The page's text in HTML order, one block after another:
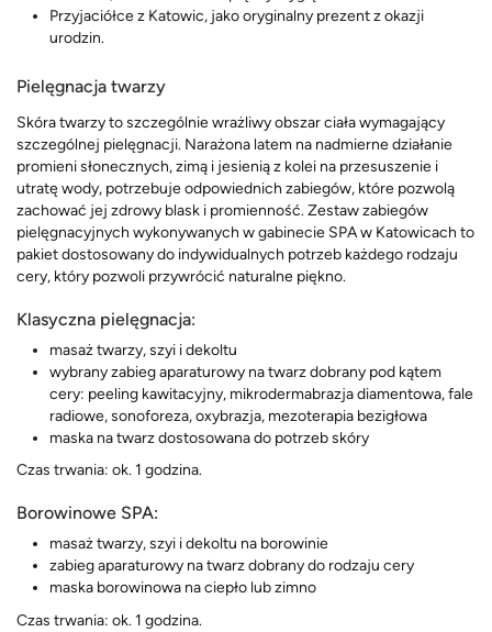
Przyjaciółce z Katowic, jako oryginalny prezent z okazji
urodzin.
Pielęgnacja twarzy
Skóra twarzy to szczególnie wrażliwy obszar ciała wymagający
szczególnej pielęgnacji. Narażona latem na nadmierne działanie
promieni słonecznych, zimą i jesienią z kolei na przesuszenie i
utratę wody, potrzebuje odpowiednich zabiegów, które pozwolą
zachować jej zdrowy blask i promienność. Zestaw zabiegów
pielęgnacyjnych wykonywanych w gabinecie SPA w Katowicach to
pakiet dostosowany do indywidualnych potrzeb każdego rodzaju
cery, który pozwoli przywrócić naturalne piękno.
Klasyczna pielęgnacja:
masaż twarzy, szyi i dekoltu
wybrany zabieg aparaturowy na twarz dobrany pod kątem
cery: peeling kawitacyjny, mikrodermabrazja diamentowa, fale
radiowe, sonoforeza, oxybrazja, mezoterapia bezigłowa
maska na twarz dostosowana do potrzeb skóry
Czas trwania: ok. 1 godzina.
Borowinowe SPA:
masaż twarzy, szyi i dekoltu na borowinie
zabieg aparaturowy na twarz dobrany do rodzaju cery
maska borowinowa na ciepło lub zimno
Czas trwania: ok. 1 godzina.